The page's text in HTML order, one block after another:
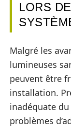
LORS
Malgré les
lumineuses
peuvent être
installation.
inadéquate
problèmes